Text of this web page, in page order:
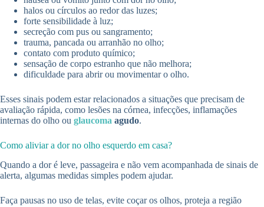
halos ou círculos ao redor das luzes;
forte sensibilidade à luz;
secreção com pus ou sangramento;
trauma, pancada ou arranhão no olho;
contato com produto químico;
sensação de corpo estranho que não melhora;
dificuldade para abrir ou movimentar o olho.
Esses sinais podem estar relacionados a situações que precisam de
avaliação rápida, como lesões na córnea, infecções, inflamações
internas do olho ou glaucoma agudo.
Como aliviar a dor no olho esquerdo em casa?
Quando a dor é leve, passageira e não vem acompanhada de sinais de
alerta, algumas medidas simples podem ajudar.
Faça pausas no uso de telas, evite coçar os olhos, proteja a região